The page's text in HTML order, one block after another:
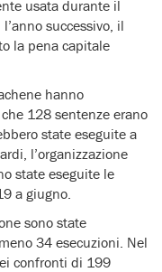
usata durante il
successivo, il
la pena capitale
hanno
128 sentenze erano
state eseguite a
l’organizzazione
state eseguite le
a giugno.
sono state
34 esecuzioni. Nel
confronti di 199